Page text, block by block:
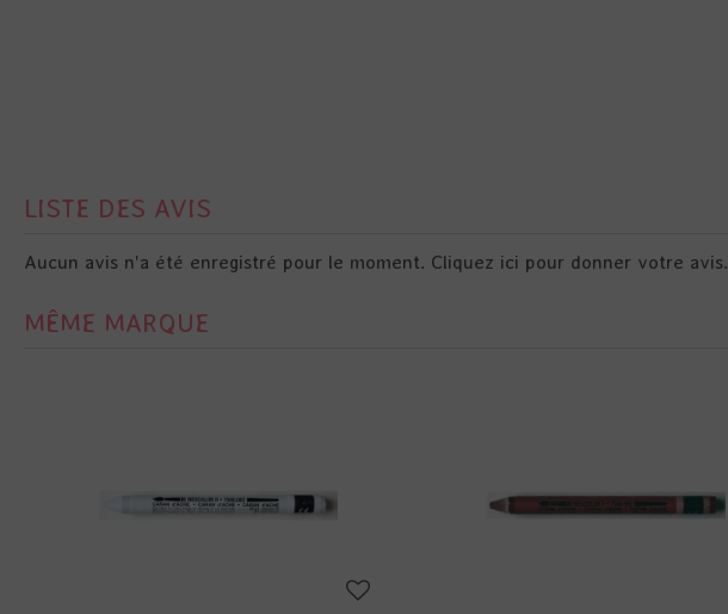
LISTE DES AVIS
Aucun avis n'a été enregistré pour le moment. Cliquez ici pour donner votre avis.
MÊME MARQUE